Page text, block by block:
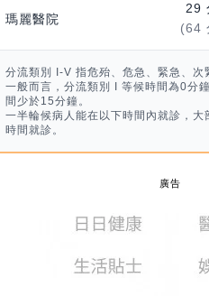
瑪麗醫院
29
(64
分流類別 I-V 指危殆、危急、緊急、次
一般而言，分流類別 I 等候時間為0分
間少於15分鐘。
一半輪候病人能在以下時間內就診，大
時間就診。
廣告